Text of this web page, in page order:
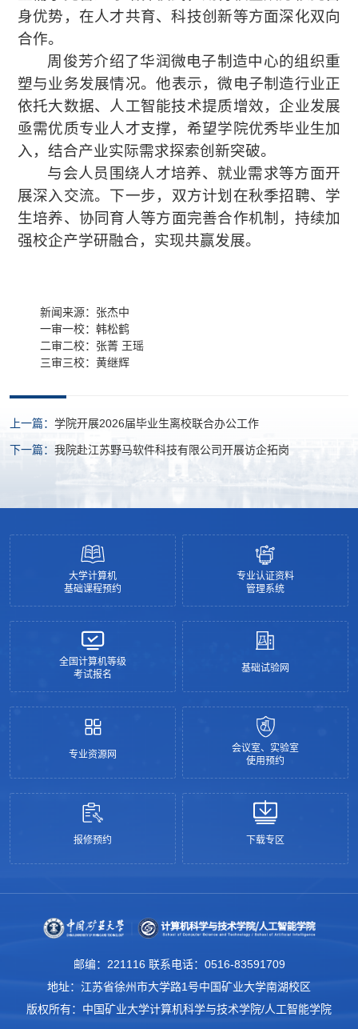
身优势，在人才共育、科技创新等方面深化双向
合作。
周俊芳介绍了华润微电子制造中心的组织重
塑与业务发展情况。他表示，微电子制造行业正
依托大数据、人工智能技术提质增效，企业发展
亟需优质专业人才支撑，希望学院优秀毕业生加
入， 结合产业实际需求探索创新突破。
与会人员 围绕人才培养、 就业需求等方面开
展深入交流。 下一步， 双方计划在秋季招聘、 学
生培养、协同育人等方面完善合作机制，持续加
强校企产学研融合，实现共赢发展。
新闻来源：张杰中
一审一校：韩松鹤
二审二校：张菁 王瑶
三审三校：黄继辉
上一篇： 学院开展2026届毕业生离校联合办公工作
下一篇： 我院赴江苏野马软件科技有限公司开展访企拓岗
大学计算机
基础课程预约
专业认证资料
管理系统
全国计算机等级
考试报名
基础试验网
专业资源网
会议室、实验室
使用预约
报修预约 下载专区
邮编：221116 联系电话：0516-83591709
地址：江苏省徐州市大学路1号中国矿业大学南湖校区
版权所有：中国矿业大学计算机科学与技术学院/人工智能学院